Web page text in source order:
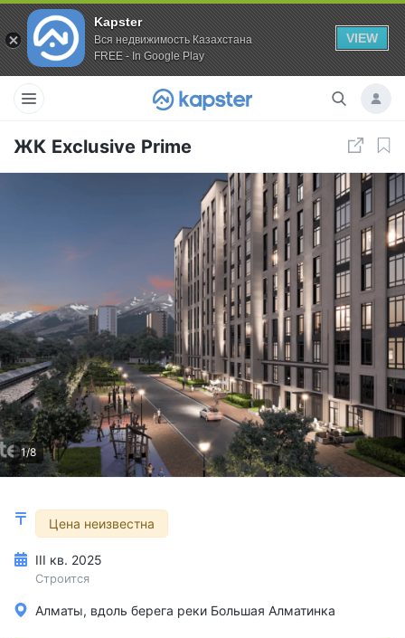
Kapster
Вся недвижимость Казахстана
FREE - In Google Play
VIEW
ЖК Exclusive Prime
1/8
Цена неизвестна
III кв. 2025
Строится
Алматы, вдоль берега реки Большая Алматинка